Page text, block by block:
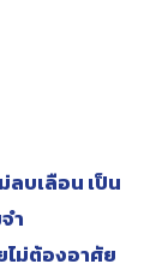
บเลือน เป็น
ำ
ไม่ต้องอาศัย